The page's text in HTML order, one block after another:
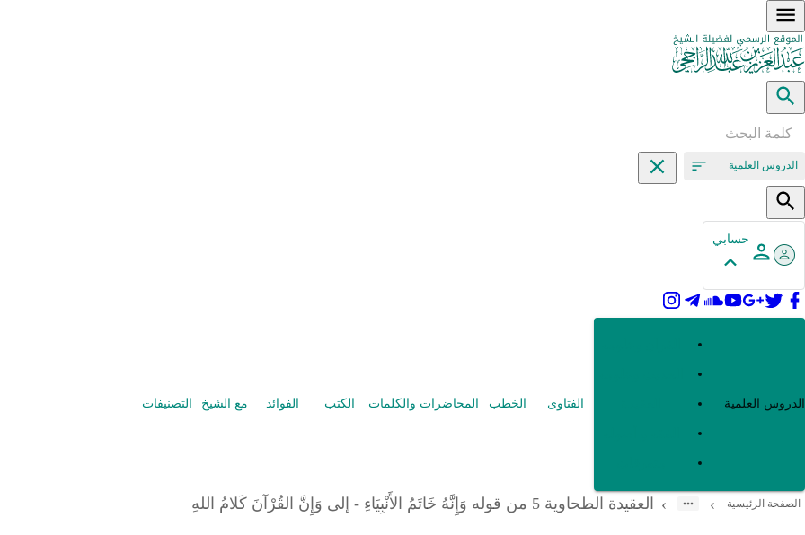
الدروس العلمية
حسابي
الدروس العلمية الفتاوى الخطب المحاضرات والكلمات الكتب الفوائد مع الشيخ التصنيفات
الصفحة الرئيسية ›
› العقيدة الطحاوية 5 من قوله وَإِنَّهُ خَاتَمُ الأَنْبِيَاءِ - إلى وَإِنَّ القُرْآنَ كَلامُ اللهِ